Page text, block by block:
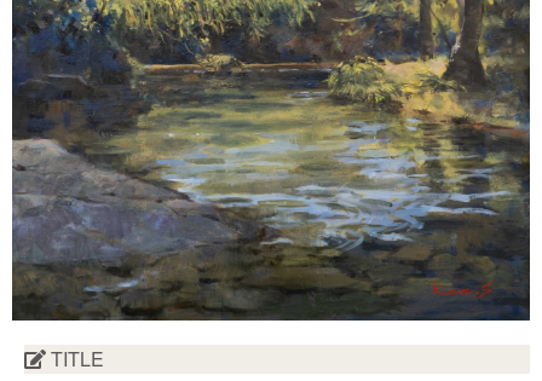
TITLE